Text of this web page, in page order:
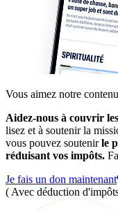
Vous aimez notre
Aidez-nous à couvrir
lisez et à soutenir la
vous pouvez soutenirle
réduisant vos impôts.
Je fais un don maintenant
( Avec déduction